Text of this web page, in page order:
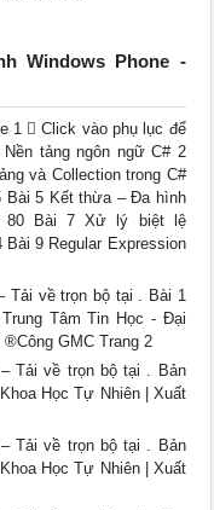
Windows Phone -
1  Click vào phụ lục để
tảng ngôn ngữ C# 2
và Collection trong C#
5 Kết thừa – Đa hình
80 Bài 7 Xử lý biệt lệ
9 Regular Expression
Tải về trọn bộ tại . Bài 1
Tâm Tin Học - Đại
GMC Trang 2
Tải về trọn bộ tại . Bản
Học Tự Nhiên | Xuất
Tải về trọn bộ tại . Bản
Học Tự Nhiên | Xuất